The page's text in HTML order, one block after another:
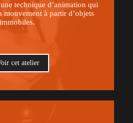
technique d’animation qui
mouvement à partir d’objets
immobiles.
cet atelier